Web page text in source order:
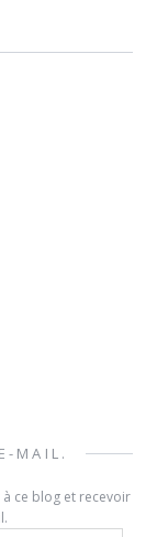
MAIL.
ce blog et recevoir